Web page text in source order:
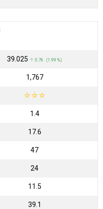
₹39.025 ↑ 0.76 (1.99 %)
₹1,767
☆☆☆
1.4
17.6
47
24
11.5
39.1